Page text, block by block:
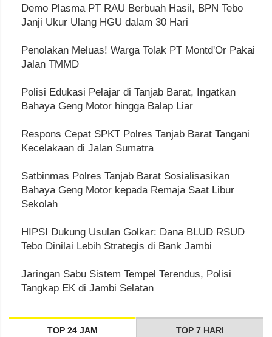
Demo Plasma PT RAU Berbuah Hasil, BPN Tebo
Janji Ukur Ulang HGU dalam 30 Hari
Penolakan Meluas! Warga Tolak PT Montd'Or Pakai
Jalan TMMD
Polisi Edukasi Pelajar di Tanjab Barat, Ingatkan
Bahaya Geng Motor hingga Balap Liar
Respons Cepat SPKT Polres Tanjab Barat Tangani
Kecelakaan di Jalan Sumatra
Satbinmas Polres Tanjab Barat Sosialisasikan
Bahaya Geng Motor kepada Remaja Saat Libur
Sekolah
HIPSI Dukung Usulan Golkar: Dana BLUD RSUD
Tebo Dinilai Lebih Strategis di Bank Jambi
Jaringan Sabu Sistem Tempel Terendus, Polisi
Tangkap EK di Jambi Selatan
TOP 24 JAM TOP 7 HARI